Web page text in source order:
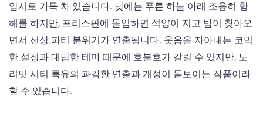
암시로 가득 차 있습니다. 낮에는 푸른 하늘 아래 조용히 항
해를 하지만, 프리스핀에 돌입하면 석양이 지고 밤이 찾아오
면서 선상 파티 분위기가 연출됩니다. 웃음을 자아내는 코믹
한 설정과 대담한 테마 때문에 호불호가 갈릴 수 있지만, 노
리밋 시티 특유의 과감한 연출과 개성이 돋보이는 작품이라
할 수 있습니다.